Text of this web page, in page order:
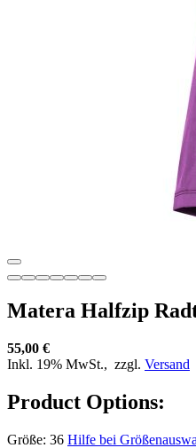
Matera Halfzip
55,00 €
Inkl. 19% MwSt., zzgl. Versand
Product Options:
Größe: 36 Hilfe bei